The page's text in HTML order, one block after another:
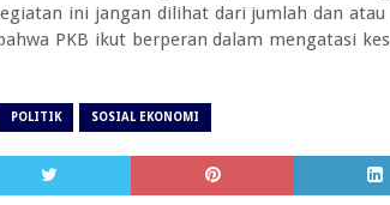
ini jangan dilihat dari jumlah dan
PKB ikut berperan dalam mengatasi
POLITIK SOSIAL EKONOMI